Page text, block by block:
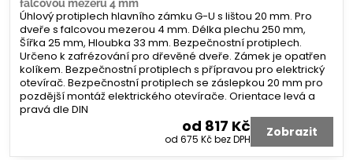
falcovou mezeru 4 mm
Úhlový protiplech hlavního zámku G-U s lištou 20 mm. Pro
dveře s falcovou mezerou 4 mm. Délka plechu 250 mm,
Šířka 25 mm, Hloubka 33 mm. Bezpečnostní protiplech.
Určeno k zafrézování pro dřevěné dveře. Zámek je opatřen
kolíkem. Bezpečnostní protiplech s přípravou pro elektrický
otevírač. Bezpečnostní protiplech se záslepkou 20 mm pro
pozdější montáž elektrického otevírače. Orientace levá a
pravá dle DIN
od 817 Kč
od 675 Kčbez DPH Zobrazit